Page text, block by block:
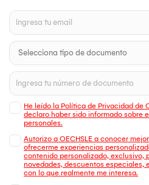
He leído la Política de Privacidad de
declaro haber sido informado sobre
personales.
Autorizo a OECHSLE a conocer
ofrecerme experiencias
contenido personalizado, exclusivo,
novedades, descuentos especiales,
con lo que realmente me interesa.